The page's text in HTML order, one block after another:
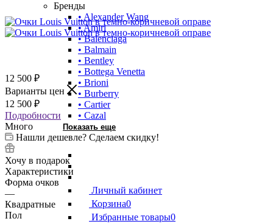
Бренды
• Alexander Wang
• Amiri
• Balenciaga
• Balmain
• Bentley
• Bottega Venetta
• Brioni
• Burberry
• Cartier
• Cazal
Показать еще
Личный кабинет
Корзина0
Избранные товары0
12 500 ₽
Варианты цен
12 500 ₽
Подробности
Много
Нашли дешевле? Сделаем скидку!
Хочу в подарок
Характеристики
Форма очков
—
Квадратные
Пол